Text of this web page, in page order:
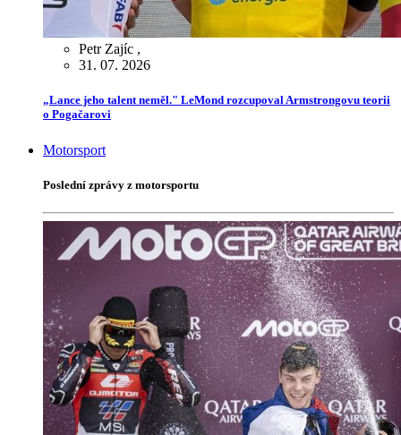
Petr Zajíc ,
31. 07. 2026
„Lance jeho talent neměl." LeMond rozcupoval Armstrongovu teorii
o Pogačarovi
Motorsport
Poslední zprávy z motorsportu